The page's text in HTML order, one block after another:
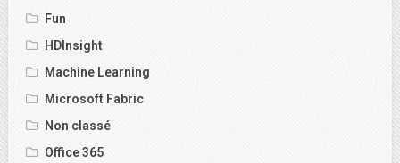
Fun
HDInsight
Machine Learning
Microsoft Fabric
Non classé
Office 365